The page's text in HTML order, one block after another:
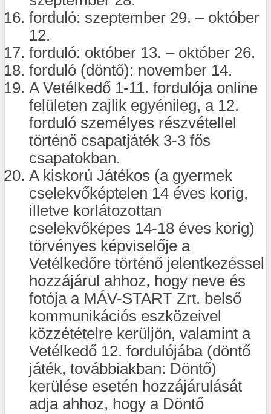
forduló: szeptember 29. – október
12.
forduló: október 13. – október 26.
forduló (döntő): november 14.
A Vetélkedő 1-11. fordulója online
felületen zajlik egyénileg, a 12.
forduló személyes részvétellel
történő csapatjáték 3-3 fős
csapatokban.
A kiskorú Játékos (a gyermek
cselekvőképtelen 14 éves korig,
illetve korlátozottan
cselekvőképes 14-18 éves korig)
törvényes képviselője a
Vetélkedőre történő jelentkezéssel
hozzájárul ahhoz, hogy neve és
fotója a MÁV-START Zrt. belső
kommunikációs eszközeivel
közzétételre kerüljön, valamint a
Vetélkedő 12. fordulójába (döntő
játék, továbbiakban: Döntő)
kerülése esetén hozzájárulását
adja ahhoz, hogy a Döntő